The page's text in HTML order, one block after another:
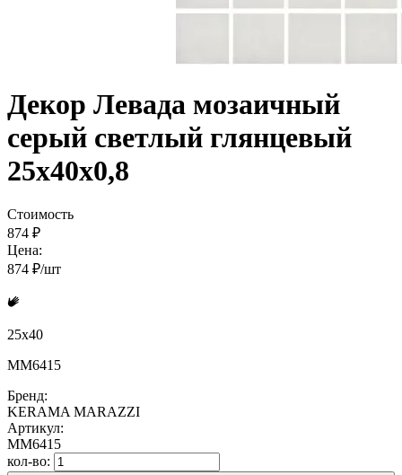
Декор Левада мозаичный
серый светлый глянцевый
25x40x0,8
Стоимость
874 ₽
Цена:
874 ₽/шт
25x40
MM6415
Бренд:
KERAMA MARAZZI
Артикул:
MM6415
кол-во: